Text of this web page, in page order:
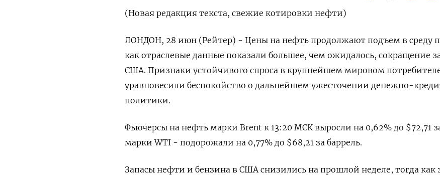
(Новая редакция текста, свежие котировки нефти)
ЛОНДОН, 28 июн (Рейтер) - Цены на нефть продолжают подъем в среду
как отраслевые данные показали большее, чем ожидалось, сокращение
США. Признаки устойчивого спроса в крупнейшем мировом
уравновесили беспокойство о дальнейшем ужесточении денежно-
политики.
Фьючерсы на нефть марки Brent к 13:20 МСК выросли на 0,62% до $72,71
марки WTI - подорожали на 0,77% до $68,21 за баррель.
Запасы нефти и бензина в США снизились на прошлой неделе, тогда как